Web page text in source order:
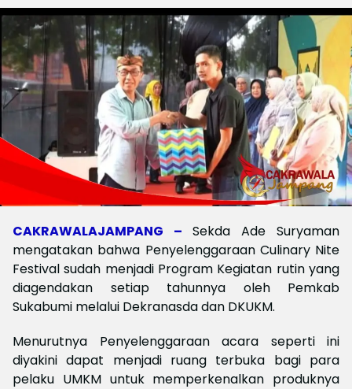
CAKRAWALAJAMPANG – Sekda Ade Suryaman
mengatakan bahwa Penyelenggaraan Culinary Nite
Festival sudah menjadi Program Kegiatan rutin yang
diagendakan setiap tahunnya oleh Pemkab
Sukabumi melalui Dekranasda dan DKUKM.
Menurutnya Penyelenggaraan acara seperti ini
diyakini dapat menjadi ruang terbuka bagi para
pelaku UMKM untuk memperkenalkan produknya